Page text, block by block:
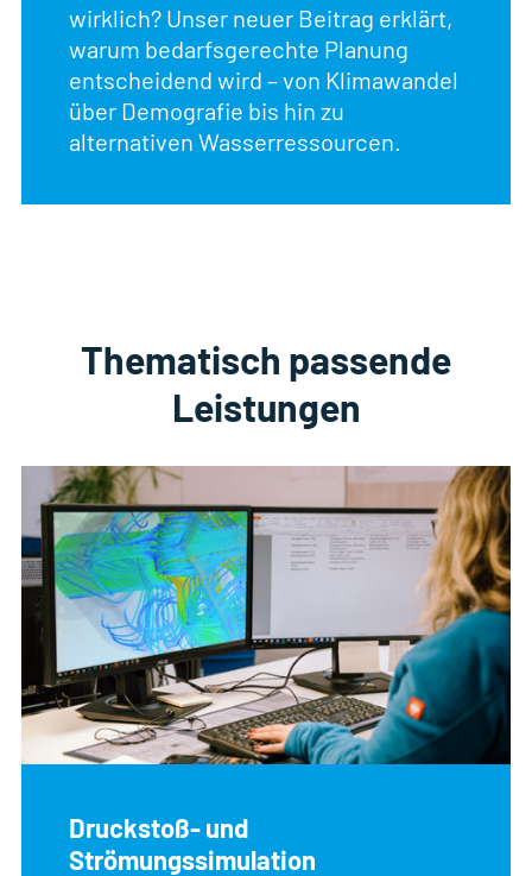
wirklich? Unser neuer Beitrag erklärt,
warum bedarfsgerechte Planung
entscheidend wird – von Klimawandel
über Demografie bis hin zu
alternativen Wasserressourcen.
Thematisch passende
Leistungen
Druckstoß- und
Strömungssimulation